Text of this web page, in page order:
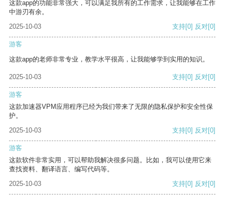
这款app的功能非常强大，可以满足我所有的工作需求，让我能够在工作
中游刃有余。
2025-10-03
支持[0] 反对[0]
游客
这款app的老师非常专业，教学水平很高，让我能够学到实用的知识。
2025-10-03 支持[0] 反对[0]
游客
这款加速器VPM应用程序已经为我们带来了无限的隐私保护和安全性保
护。
2025-10-03
支持[0] 反对[0]
游客
这款软件非常实用，可以帮助我解决很多问题。比如，我可以使用它来
查找资料、翻译语言、编写代码等。
2025-10-03
支持[0] 反对[0]